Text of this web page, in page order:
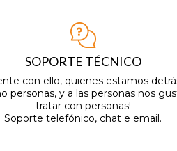
SOPORTE TÉCNICO
con ello, quienes estamos
personas, y a las personas nos
tratar con personas!
Soporte telefónico, chat e email.